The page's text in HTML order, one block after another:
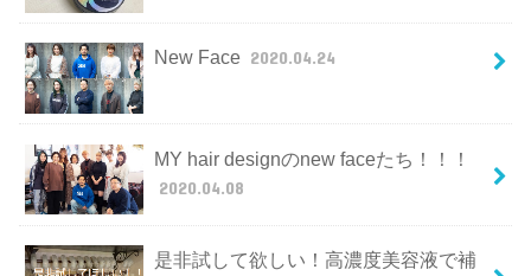
New Face 2020.04.24
MY hair designのnew faceたち！！！
2020.04.08
是非試して欲しい！高濃度美容液で補